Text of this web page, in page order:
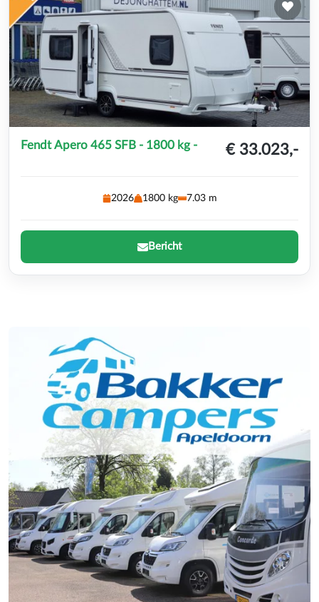
Fendt Apero 465 SFB - 1800 kg - € 33.023,-
2026 1800 kg 7.03 m
Bericht